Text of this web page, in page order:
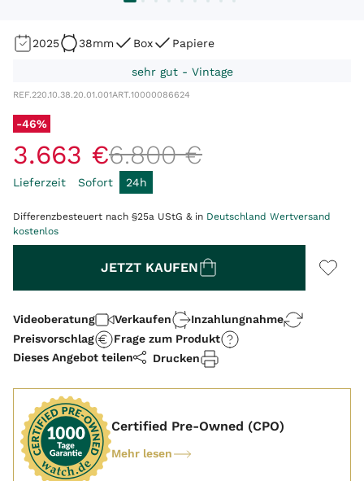
2025 38mm Box Papiere
sehr gut - Vintage
REF.220.10.38.20.01.001ART.10000086624
-46%
3.663 €6.800 €
Lieferzeit Sofort 24h
Differenzbesteuert nach §25a UStG & in Deutschland Wertversand
kostenlos
JETZT KAUFEN
Videoberatung Verkaufen
Inzahlungnahme
Preisvorschlag
Frage zum Produkt
Dieses Angebot teilen
Drucken
Certified Pre-Owned (CPO)
Mehr lesen